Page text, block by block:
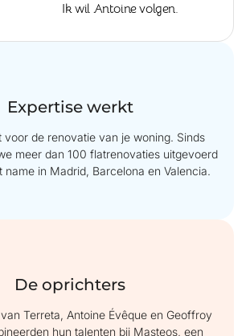
Ik wil Antoine volgen.
Expertise werkt
voor de renovatie van je woning. Sinds
meer dan 100 flatrenovaties uitgevoerd
name in Madrid, Barcelona en Valencia.
De oprichters
Terreta, Antoine Évêque en Geoffroy
hun talenten bij Masteos, een